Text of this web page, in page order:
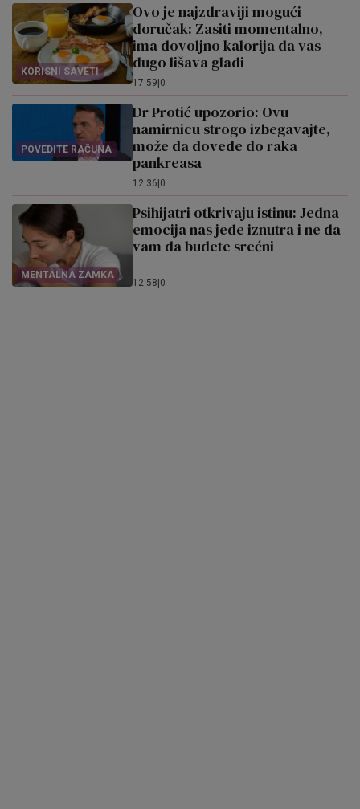
KORISNI SAVETI
Ovo je najzdraviji mogući
doručak: Zasiti momentalno,
ima dovoljno kalorija da vas
dugo lišava gladi
17:59 0
POVEDITE RAČUNA
Dr Protić upozorio: Ovu
namirnicu strogo izbegavajte,
može da dovede do raka
pankreasa
12:36 0
MENTALNA ZAMKA
Psihijatri otkrivaju istinu: Jedna
emocija nas jede iznutra i ne da
vam da budete srećni
12:58 0